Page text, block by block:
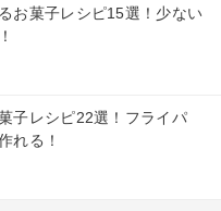
お菓子レシピ15選！少ない
子レシピ22選！フライパ
れる！